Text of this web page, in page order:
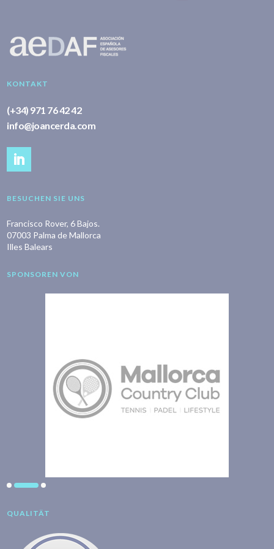
KONTAKT
(+34) 971 76 42 42
info@joancerda.com
BESUCHEN SIE UNS
Francisco Rover, 6 Bajos.
07003 Palma de Mallorca
Illes Balears
SPONSOREN VON
QUALITÄT